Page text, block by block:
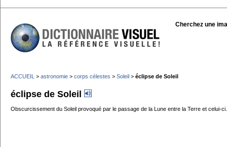
Cherchez une
ACCUEIL > astronomie > corps célestes > Soleil > éclipse de Soleil
éclipse de Soleil
Obscurcissement du Soleil provoqué par le passage de la Lune entre la Terre et celui-ci.